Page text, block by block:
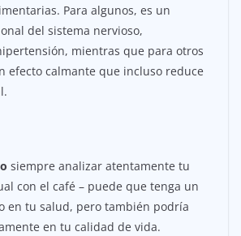
Para algunos, es un
del sistema nervioso,
mientras que para otros
efecto calmante que incluso reduce
siempre analizar atentamente tu
con el café – puede que tenga un
en tu salud, pero también podría
en tu calidad de vida.